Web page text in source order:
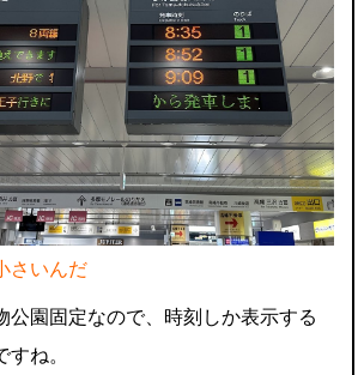
さいんだ
公園固定なので、時刻しか表示する
ね。